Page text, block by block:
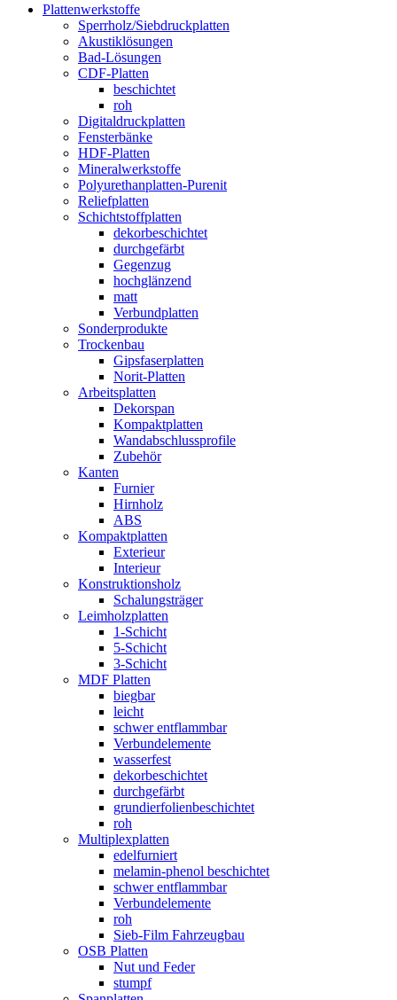
Plattenwerkstoffe
Sperrholz/Siebdruckplatten
Akustiklösungen
Bad-Lösungen
CDF-Platten
beschichtet
roh
Digitaldruckplatten
Fensterbänke
HDF-Platten
Mineralwerkstoffe
Polyurethanplatten-Purenit
Reliefplatten
Schichtstoffplatten
dekorbeschichtet
durchgefärbt
Gegenzug
hochglänzend
matt
Verbundplatten
Sonderprodukte
Trockenbau
Gipsfaserplatten
Norit-Platten
Arbeitsplatten
Dekorspan
Kompaktplatten
Wandabschlussprofile
Zubehör
Kanten
Furnier
Hirnholz
ABS
Kompaktplatten
Exterieur
Interieur
Konstruktionsholz
Schalungsträger
Leimholzplatten
1-Schicht
5-Schicht
3-Schicht
MDF Platten
biegbar
leicht
schwer entflammbar
Verbundelemente
wasserfest
dekorbeschichtet
durchgefärbt
grundierfolienbeschichtet
roh
Multiplexplatten
edelfurniert
melamin-phenol beschichtet
schwer entflammbar
Verbundelemente
roh
Sieb-Film Fahrzeugbau
OSB Platten
Nut und Feder
stumpf